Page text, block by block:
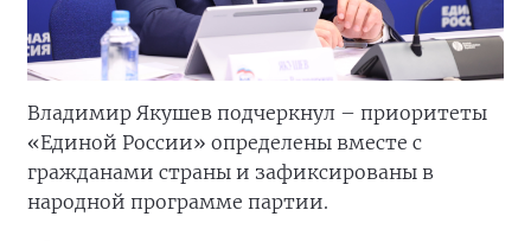
Владимир Якушев подчеркнул – приоритеты
«Единой России» определены вместе с
гражданами страны и зафиксированы в
народной программе партии.